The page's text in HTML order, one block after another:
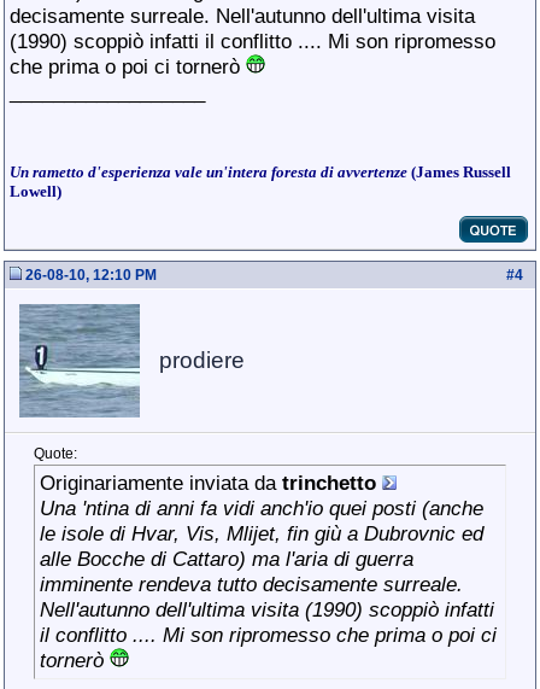
decisamente surreale. Nell'autunno dell'ultima visita
(1990) scoppiò infatti il conflitto .... Mi son ripromesso
che prima o poi ci tornerò
Un rametto d'esperienza vale un'intera foresta di avvertenze (James Russell
Lowell)
#4
26-08-10, 12:10 PM
prodiere
Quote:
Originariamente inviata da trinchetto
Una 'ntina di anni fa vidi anch'io quei posti (anche
le isole di Hvar, Vis, Mlijet, fin giù a Dubrovnic ed
alle Bocche di Cattaro) ma l'aria di guerra
imminente rendeva tutto decisamente surreale.
Nell'autunno dell'ultima visita (1990) scoppiò infatti
il conflitto .... Mi son ripromesso che prima o poi ci
tornerò